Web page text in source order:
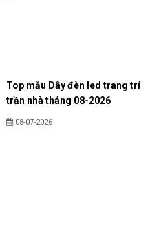
Top mẫu Dây đèn led trang trí
trần nhà tháng 08-2026
08-07-2026